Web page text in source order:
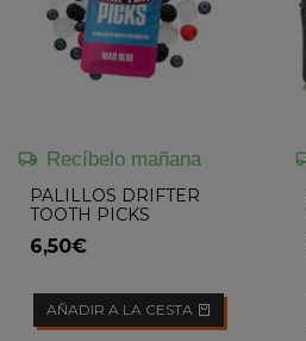
Recíbelo mañana
PALILLOS DRIFTER
TOOTH PICKS
6,50€
AÑADIR A LA CESTA